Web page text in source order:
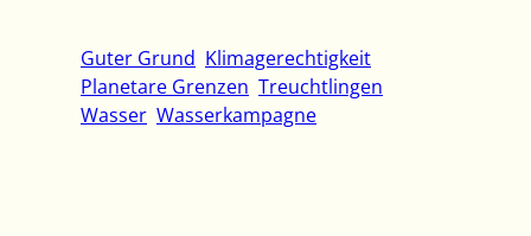
Guter Grund Klimagerechtigkeit
Planetare Grenzen Treuchtlingen
Wasser Wasserkampagne